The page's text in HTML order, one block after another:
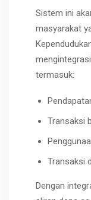
Sistem ini
masyarakat
termasuk:
Transaksi
Transaksi
Dengan